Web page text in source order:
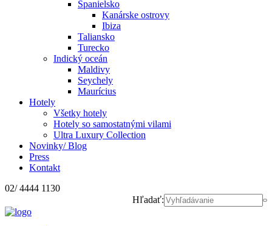
Španielsko
Kanárske ostrovy
Ibiza
Taliansko
Turecko
Indický oceán
Maldivy
Seychely
Maurícius
Hotely
Všetky hotely
Hotely so samostatnými vilami
Ultra Luxury Collection
Novinky/ Blog
Press
Kontakt
02/ 4444 1130
Hľadať: